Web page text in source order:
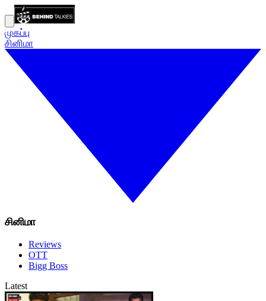
முகப்பு
சினிமா
சினிமா
Reviews
OTT
Bigg Boss
Latest